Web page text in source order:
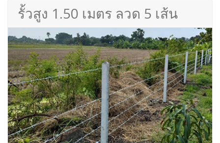
รั้วสูง 1.50 เมตร ลวด 5 เส้น